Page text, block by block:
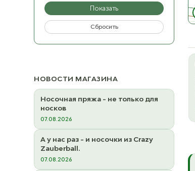
Показать
Сбросить
НОВОСТИ МАГАЗИНА
Носочная пряжа - не только для
носков
07.08.2026
А у нас раз - и носочки из Crazy
Zauberball.
07.08.2026